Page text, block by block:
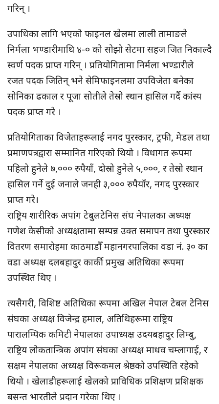
गरिन् ।
उपाधिका लागि भएको फाइनल खेलमा लाली तामाङले
निर्मला भण्डारीमाथि ४-० को सोझो सेटमा सहज जित निकाल्दै
स्वर्ण पदक प्राप्त गरिन् । प्रतियोगितामा निर्मला भण्डारीले
रजत पदक जितिन् भने सेमिफाइनलमा उपविजेता बनेका
सोनिका ढकाल र पूजा सोतीले तेस्रो स्थान हासिल गर्दै कांस्य
पदक प्राप्त गरे ।
प्रतियोगिताका विजेताहरूलाई नगद पुरस्कार, ट्रफी, मेडल तथा
प्रमाणपत्रद्वारा सम्मानित गरिएको थियो । विधागत रूपमा
पहिलो हुनेले ७,००० रुपैयाँ, दोस्रो हुनेले ५,०००, र तेस्रो स्थान
हासिल गर्ने दुई जनाले जनही ३,००० रुपैयाँर, नगद पुरस्कार
प्राप्त गरे।
राष्ट्रिय शारीरिक अपांग टेबुलटेनिस संघ नेपालका अध्यक्ष
गणेश केसीको अध्यक्षतामा सम्पन्न उक्त समापन तथा पुरस्कार
वितरण समारोहमा काठमाडौँ महानगरपालिका वडा नं. ३० का
वडा अध्यक्ष दलबहादुर कार्की प्रमुख अतिथिका रूपमा
उपस्थित थिए ।
त्यसैगरी, विशिष्ट अतिथिका रूपमा अखिल नेपाल टेबल टेनिस
संघका अध्यक्ष विजेन्द्र हमाल, अतिथिहरूमा राष्ट्रिय
पारालम्पिक कमिटी नेपालका उपाध्यक्ष उदयबहादुर लिम्बु,
राष्ट्रिय लोकतान्त्रिक अपांग संघका अध्यक्ष माधव चम्लागाई, र
सक्षम नेपालका अध्यक्ष विरूकमल श्रेष्ठको उपस्थिति रहेको
थियो । खेलाडीहरूलाई खेलको प्राविधिक प्रशिक्षण प्रशिक्षक
बसन्त भारतीले प्रदान गरेका थिए ।